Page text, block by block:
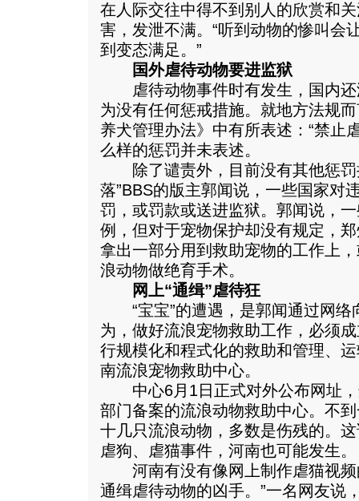
在人际交往中得不到别人的欣赏和
害，发泄不满。“听到动物的惨叫会
到变态满足。”
国外虐待动物要进监狱
虐待动物事件时有发生，国内还
为没有任何惩戒措施。就地方法规
养犬管理办法》中有所表述：“禁止
么样的惩罚并未表述。
除了谴责外，目前没有其他惩罚
落”BBS的版主郭闻说，一些国家对
罚，或罚款或送进监狱。郭闻说，
例，但对于宠物保护却没有规定，
拿出一部分用到救助宠物的工作上
浪动物做绝育手术。
网上“通缉”虐待狂
“宝宝”的遭遇，是郭闻通过网络
为，做好流浪宠物救助工作，必须
行规模化和程式化的救助和管理、
南流浪宠物救助中心。
中心6月1日正式对外公布网址，
部门备案的流浪动物救助中心。不
十几只流浪动物，多数是伤残的。
虐狗、虐猫事件，河南也可能发生。
河南有没有像网上制作虐猫视频
通缉虐待动物的凶手。”一名网友说